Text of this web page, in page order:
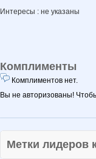
Интересы : не указаны
Комплименты
Комплиментов нет.
Вы не авторизованы!
Метки